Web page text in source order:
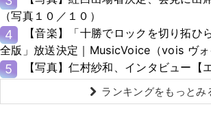
（写真１０／１０）
4
【音楽】「十勝でロックを切り拓ひ
全版」放送決定｜MusicVoice（vois ヴォ
5 【写真】仁村紗和、インタビュー【
ランキングをもっとみ